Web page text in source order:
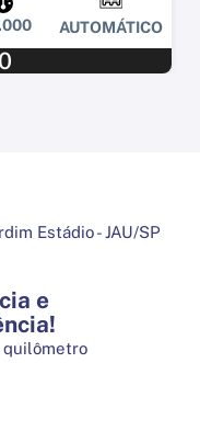
AUTOMÁTICO
Estádio - JAU/SP
e
quilômetro